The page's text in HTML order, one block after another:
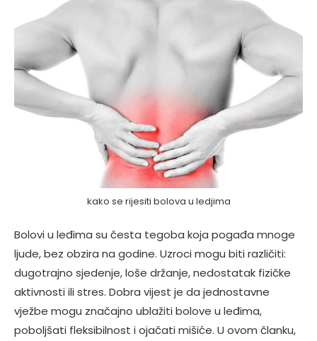
kako se rijesiti bolova u ledjima
Bolovi u leđima su česta tegoba koja pogađa mnoge
ljude, bez obzira na godine. Uzroci mogu biti različiti:
dugotrajno sjedenje, loše držanje, nedostatak fizičke
aktivnosti ili stres. Dobra vijest je da jednostavne
vježbe mogu značajno ublažiti bolove u leđima,
poboljšati fleksibilnost i ojačati mišiće. U ovom članku,